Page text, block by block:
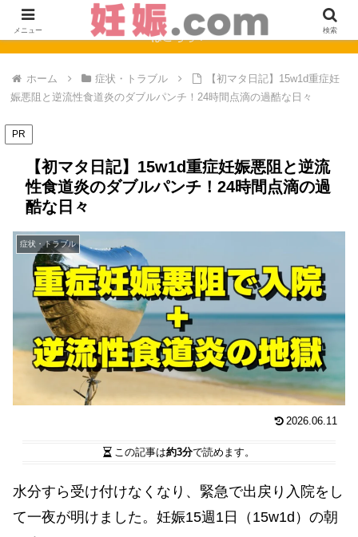
【完全保存版】妊娠0週〜40週のママの症状と赤ちゃんの成長まとめ
はこちら！
ホーム 症状・トラブル
【初マタ日記】15w1d重症妊
娠悪阻と逆流性食道炎のダブルパンチ！24時間点滴の過酷な日々
PR
【初マタ日記】15w1d重症妊娠悪阻と逆流
性食道炎のダブルパンチ！24時間点滴の過
酷な日々
症状・トラブル
2026.06.11
この記事は約3分で読めます。
水分すら受け付けなくなり、緊急で出戻り入院をし
て一夜が明けました。妊娠15週1日（15w1d）の朝
メニュー 検索